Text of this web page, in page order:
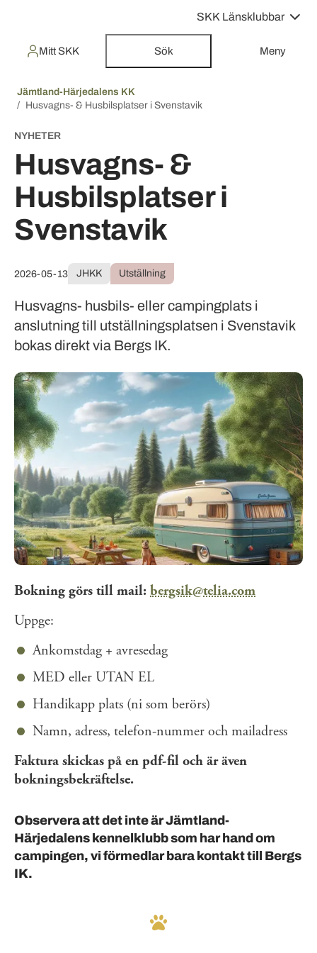
SKK Länsklubbar
Mitt SKK Sök Meny
Jämtland-Härjedalens KK
Husvagns- & Husbilsplatser i Svenstavik
Husvagns- &
Husbilsplatser i
Svenstavik
NYHETER
2026-05-13 JHKK Utställning
Husvagns- husbils- eller campingplats i
anslutning till utställningsplatsen i Svenstavik
bokas direkt via Bergs IK.
Bokning görs till mail: bergsik@telia.com
Uppge:
Ankomstdag + avresedag
MED eller UTAN EL
Handikapp plats (ni som berörs)
Namn, adress, telefon-nummer och mailadress
Faktura skickas på en pdf-fil och är även
bokningsbekräftelse.
Observera att det inte är Jämtland-
Härjedalens kennelklubb som har hand om
campingen, vi förmedlar bara kontakt till Bergs
IK.